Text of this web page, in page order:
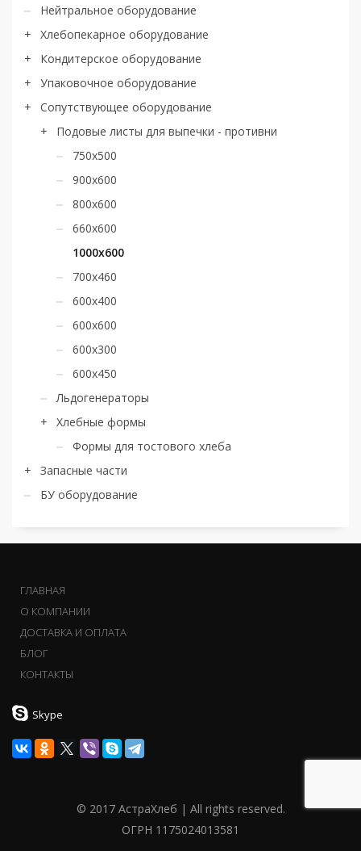
Нейтральное оборудование
Хлебопекарное оборудование
Кондитерское оборудование
Упаковочное оборудование
Сопутствующее оборудование
Подовые листы для выпечки - противни
750х500
900х600
800x600
660х600
1000х600
700х460
600х400
600х600
600х300
600х450
Льдогенераторы
Хлебные формы
Формы для тостового хлеба
Запасные части
БУ оборудование
ГЛАВНАЯ
О КОМПАНИИ
ДОСТАВКА И ОПЛАТА
БЛОГ
КОНТАКТЫ
Skype
© 2017 АстраХлеб | All rights reserved.
ОГРН 1175024013581